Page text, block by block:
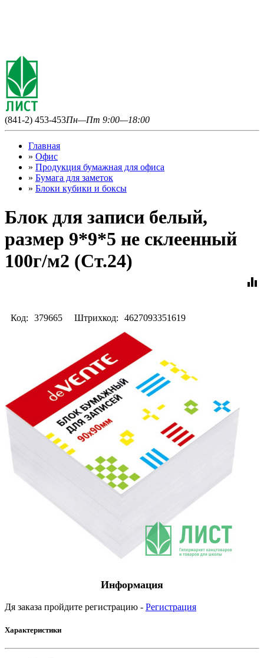
(841-2) 453-453Пн—Пт 9:00—18:00
Главная
» Офис
» Продукция бумажная для офиса
» Бумага для заметок
» Блоки кубики и боксы
Блок для записи белый,
размер 9*9*5 не склеенный
100г/м2 (Ст.24)
equalizer
Код: 379665 Штрихкод: 4627093351619
Информация
Дя заказа пройдите регистрацию - Регистрация
Характеристики